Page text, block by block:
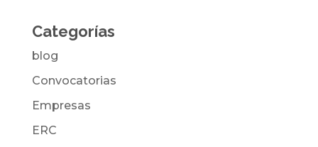
Categorías
blog
Convocatorias
Empresas
ERC